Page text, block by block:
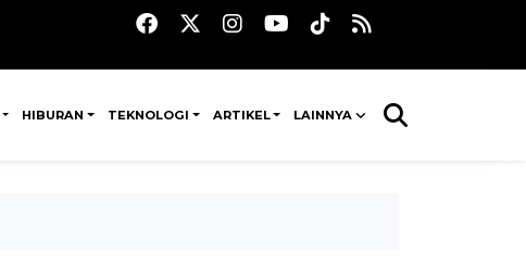
HIBURAN TEKNOLOGI ARTIKEL LAINNYA